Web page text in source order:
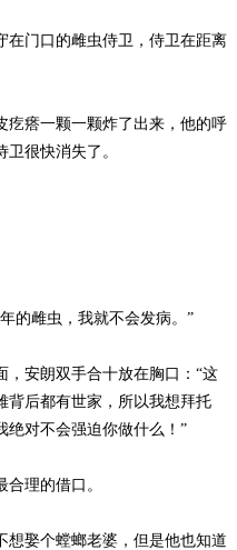
门口的雌虫侍卫，侍卫在距离
瘩一颗一颗炸了出来，他的呼
很快消失了。
雌虫，我就不会发病。”
安朗双手合十放在胸口：“这
背后都有世家，所以我想拜托
绝对不会强迫你做什么！”
理的借口。
娶个螳螂老婆，但是他也知道